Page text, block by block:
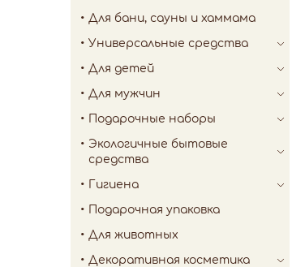
Для бани, сауны и хаммама
Универсальные средства
Для детей
Для мужчин
Подарочные наборы
Экологичные бытовые
средства
Гигиена
Подарочная упаковка
Для животных
Декоративная косметика